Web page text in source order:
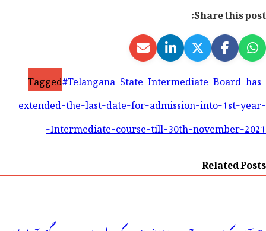
Share this post:
Tagged#Telangana-State-Intermediate-Board-has-
extended-the-last-date-for-admission-into-1st-year-
Intermediate-course-till-30th-november-2021-
Related Posts